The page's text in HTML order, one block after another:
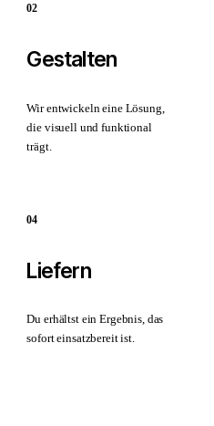
02
Gestalten
Wir entwickeln eine Lösung,
die visuell und funktional
trägt.
04
Liefern
Du erhältst ein Ergebnis, das
sofort einsatzbereit ist.